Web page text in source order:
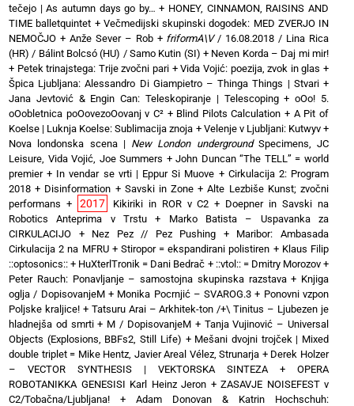
tečejo | As autumn days go by… + HONEY, CINNAMON, RAISINS AND
TIME balletquintet + Večmedijski skupinski dogodek: MED ZVERJO IN
NEMOČJO + Anže Sever – Rob+ friformA\V/ 16.08.2018 / Lina Rica
(HR) / Bálint Bolcsó (HU) / Samo Kutin (SI) + Neven Korda – Daj mi mir!
+ Petek trinajstega: Trije zvočni pari +Vida Vojić: poezija, zvok in glas +
Špica Ljubljana: Alessandro Di Giampietro – Thinga Things | Stvari+
Jana Jevtović & Engin Can: Teleskopiranje | Telescoping+oOo! 5.
oOobletnica poOovezoOovanj v C²+ Blind Pilots Calculation + A Pit of
Koelse | Luknja Koelse: Sublimacija znoja + Velenje v Ljubljani: Kutwyv+
Nova londonska scena | New London undergroundSpecimens, JC
Leisure, Vida Vojić, Joe Summers +John Duncan “The TELL” = world
premier+ In vendar se vrti | Eppur Si Muove + Cirkulacija 2: Program
2018 + Disinformation + Savski in Zone +Alte Lezbiše Kunst; zvočni
performans + 2017 Kikiriki in ROR v C2 + Doepner in Savski na
Robotics Anteprima v Trstu + Marko Batista – Uspavanka za
CIRKULACIJO + Nez Pez // Pez Pushing + Maribor: Ambasada
Cirkulacija 2 na MFRU+ Stiropor = ekspandirani polistiren + Klaus Filip
::optosonics:: + HuXterlTronik = Dani Bedrač + ::vtol:: = Dmitry Morozov+
Peter Rauch: Ponavljanje – samostojna skupinska razstava+ Knjiga
oglja / DopisovanjeM+ Monika Pocrnjić – SVAROG.3 + Ponovni vzpon
Poljske kraljice!+ Tatsuru Arai – Arkhitek-ton /+\ Tinitus – Ljubezen je
hladnejša od smrti+ M / DopisovanjeM+ Tanja Vujinović – Universal
Objects (Explosions, BBFs2, Still Life) + Mešani dvojni trojček | Mixed
double triplet = Mike Hentz, Javier Areal Vélez, Strunarja + Derek Holzer
– VECTOR SYNTHESIS | VEKTORSKA SINTEZA + OPERA
ROBOTANIKKA GENESISI Karl Heinz Jeron + ZASAVJE NOISEFEST v
C2/Tobačna/Ljubljana! + Adam Donovan & Katrin Hochschuh: